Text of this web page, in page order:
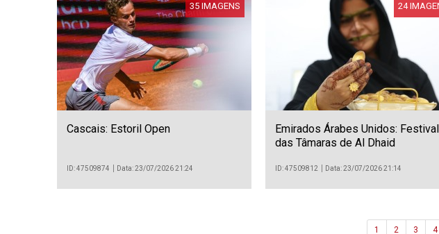
35 IMAGENS
Cascais: Estoril Open
ID: 47509874 Data: 23/07/2026 21:24
24
Emirados Árabes Unidos: Festival
das Tâmaras de Al Dhaid
ID: 47509812 Data: 23/07/2026 21:14
1 2 3 4